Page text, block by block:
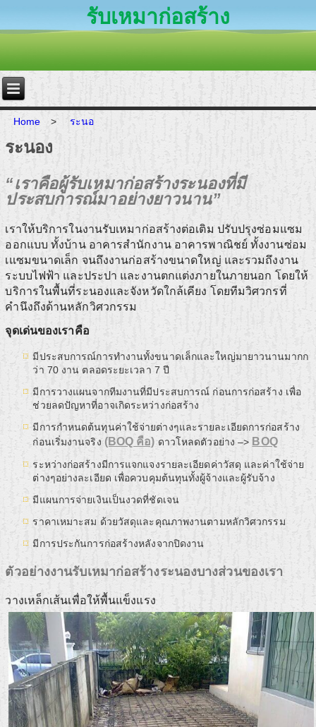
รับเหมาก่อสร้าง
Home > ระนอ
ระนอง
“เราคือผู้รับเหมาก่อสร้างระนองที่มี
ประสบการณ์มาอย่างยาวนาน”
เราให้บริการในงานรับเหมาก่อสร้างต่อเติม ปรับปรุงซ่อมแซม
ออกแบบ ทั้งบ้าน อาคารสำนักงาน อาคารพาณิชย์ ทั้งงานซ่อม
เแซมขนาดเล็ก จนถึงงานก่อสร้างขนาดใหญ่ และรวมถึงงาน
ระบบไฟฟ้า และประปา และงานตกแต่งภายในภายนอก โดยให้
บริการในพื้นที่ระนองและจังหวัดใกล้เคียง โดยทีมวิศวกรที่
คำนึงถึงด้านหลักวิศวกรรม
จุดเด่นของเราคือ
มีประสบการณ์การทำงานทั้งขนาดเล็กและใหญ่มายาวนานมากก
ว่า 70 งาน ตลอดระยะเวลา 7 ปี
มีการวางแผนจากทีมงานที่มีประสบการณ์ ก่อนการก่อสร้าง เพื่อ
ช่วยลดปัญหาที่อาจเกิดระหว่างก่อสร้าง
มีการกำหนดต้นทุนค่าใช้จ่ายต่างๆและรายละเอียดการก่อสร้าง
ก่อนเริ่มงานจริง (BOQ คือ) ดาวโหลดตัวอย่าง –> BOQ
ระหว่างก่อสร้างมีการแจกแจงรายละเอียดค่าวัสดุ และค่าใช้จ่าย
ต่างๆอย่างละเอียด เพื่อควบคุมต้นทุนทั้งผู้จ้างและผู้รับจ้าง
มีแผนการจ่ายเงินเป็นงวดที่ชัดเจน
ราคาเหมาะสม ด้วยวัสดุและคุณภาพงานตามหลักวิศวกรรม
มีการประกันการก่อสร้างหลังจากปิดงาน
ตัวอย่างงานรับเหมาก่อสร้างระนองบางส่วนของเรา
วางเหล็กเส้นเพื่อให้พื้นแข็งแรง